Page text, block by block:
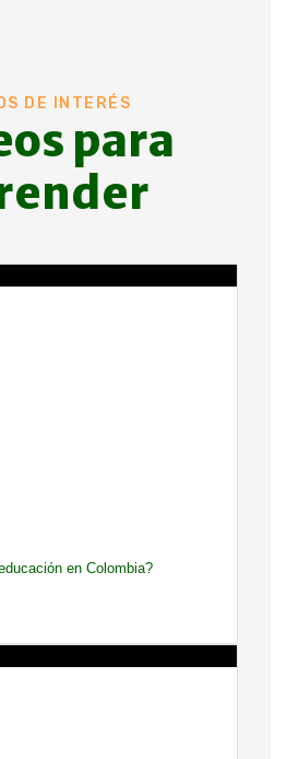
DE INTERÉS
para
en Colombia?